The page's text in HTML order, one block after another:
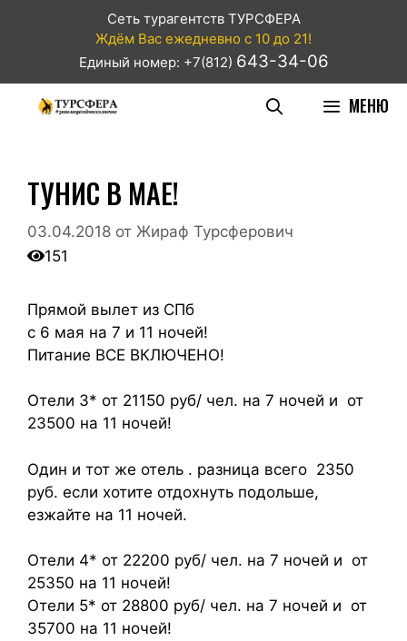
Сеть турагентств ТУРСФЕРА
Ждём Вас ежедневно с 10 до 21!
Единый номер: +7(812) 643-34-06
МЕНЮ
ТУНИС В МАЕ!
03.04.2018 от Жираф Турсферович
151
Прямой вылет из СПб
с 6 мая на 7 и 11 ночей!
Питание ВСЕ ВКЛЮЧЕНО!
Отели 3* от 21150 руб/ чел. на 7 ночей и от
23500 на 11 ночей!
Один и тот же отель . разница всего 2350
руб. если хотите отдохнуть подольше,
езжайте на 11 ночей.
Отели 4* от 22200 руб/ чел. на 7 ночей и от
25350 на 11 ночей!
Отели 5* от 28800 руб/ чел. на 7 ночей и от
35700 на 11 ночей!